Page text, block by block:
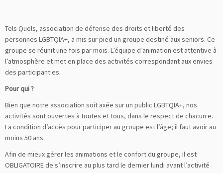
Tels Quels, association de défense des droits et liberté des
personnes LGBTQIA+, a mis sur pied un groupe destiné aux seniors. Ce
groupe se réunit une fois par mois. L’équipe d’animation est attentive à
l’atmosphère et met en place des activités correspondant aux envies
des participant·es.
Pour qui ?
Bien que notre association soit axée sur un public LGBTQIA+, nos
activités sont ouvertes à toutes et tous, dans le respect de chacun·e.
La condition d’accès pour participer au groupe est l’âge; il faut avoir au
moins 50 ans.
Afin de mieux gérer les animations et le confort du groupe, il est
OBLIGATOIRE de s’inscrire au plus tard le dernier lundi avant l’activité